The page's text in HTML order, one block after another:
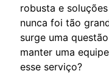
robusta e
nunca foi tão
surge uma
manter uma
esse serviço?